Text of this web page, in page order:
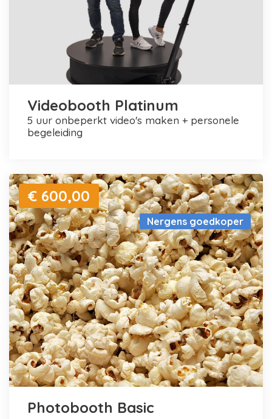
Videobooth Platinum
5 uur onbeperkt video's maken + personele
begeleiding
Nergens goedkoper
€ 600,00
Photobooth Basic